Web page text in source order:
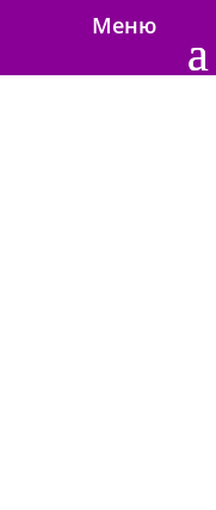
Меню